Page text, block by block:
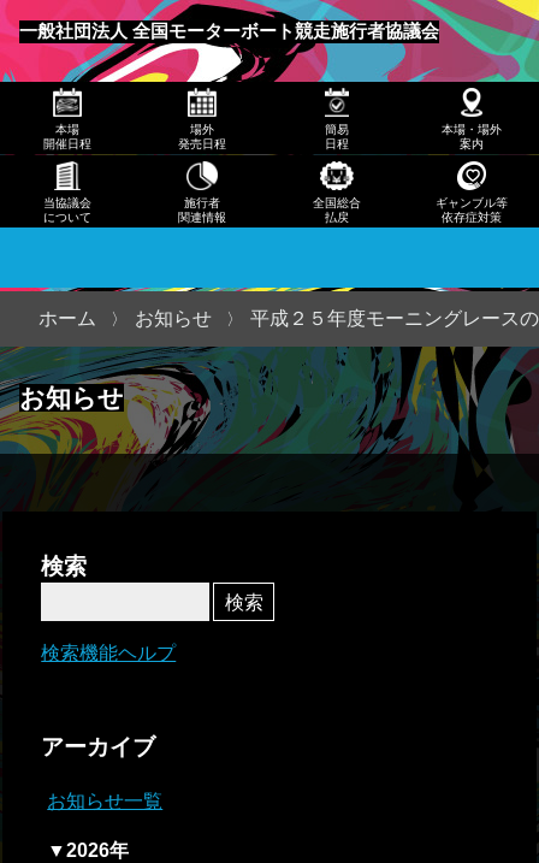
一般社団法人 全国モーターボート競走施行者協議会
メニュー
発売
日程
日程
本
場・
当協
議会
につ
いて
本場
開催日程
場外
発売日程
簡易
日程
本場・場外
案内
当協議会
について
施行者
関連情報
全国総合
払戻
ギャンブル等
依存症対策
お知らせ
ホーム お知らせ 平成２５年度モーニングレース
検索
検索機能ヘルプ
アーカイブ
お知らせ一覧
▼2026年